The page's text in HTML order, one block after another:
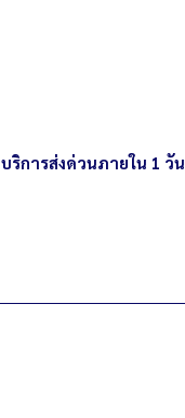
บริการส่งด่วนภายใน 1 วัน